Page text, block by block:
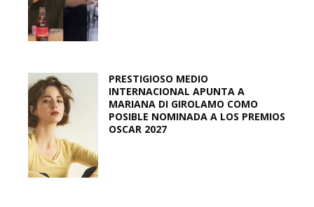
PRESTIGIOSO MEDIO
INTERNACIONAL APUNTA A
MARIANA DI GIROLAMO COMO
POSIBLE NOMINADA A LOS PREMIOS
OSCAR 2027